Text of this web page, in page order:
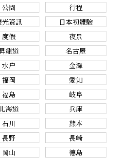
公園
行程
光資訊
日本初體驗
度假
夜景
龍道
名古屋
水户
金澤
福岡
愛知
福島
岐阜
海道
兵庫
石川
熊本
長野
長崎
岡山
德島